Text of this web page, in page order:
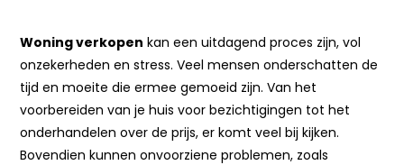
Woning verkopen kan een uitdagend proces zijn, vol
onzekerheden en stress. Veel mensen onderschatten de
tijd en moeite die ermee gemoeid zijn. Van het
voorbereiden van je huis voor bezichtigingen tot het
onderhandelen over de prijs, er komt veel bij kijken.
Bovendien kunnen onvoorziene problemen, zoals